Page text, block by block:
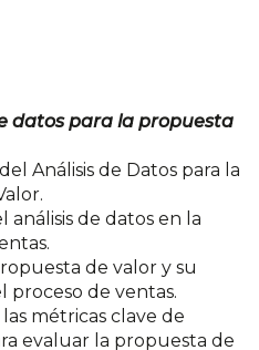
datos para la propuesta
Análisis de Datos para la
análisis de datos en la
de valor y su
proceso de ventas.
métricas clave de
evaluar la propuesta de